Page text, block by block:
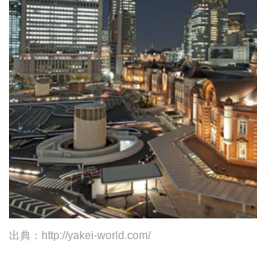
出典：http://yakei-world.com/